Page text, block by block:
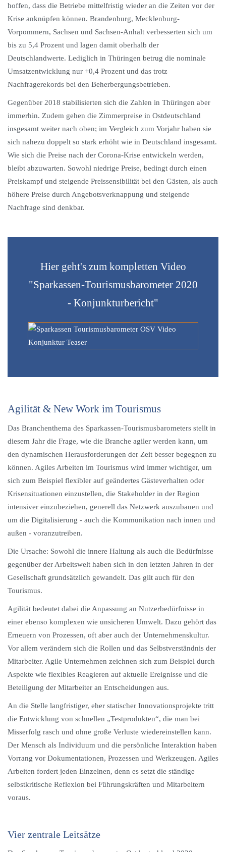
hoffen, dass die Betriebe mittelfristig wieder an die Zeiten vor der
Krise anknüpfen können. Brandenburg, Mecklenburg-
Vorpommern, Sachsen und Sachsen-Anhalt verbesserten sich um
bis zu 5,4 Prozent und lagen damit oberhalb der
Deutschlandwerte. Lediglich in Thüringen betrug die nominale
Umsatzentwicklung nur +0,4 Prozent und das trotz
Nachfragerekords bei den Beherbergungsbetrieben.
Gegenüber 2018 stabilisierten sich die Zahlen in Thüringen aber
immerhin. Zudem gehen die Zimmerpreise in Ostdeutschland
insgesamt weiter nach oben; im Vergleich zum Vorjahr haben sie
sich nahezu doppelt so stark erhöht wie in Deutschland insgesamt.
Wie sich die Preise nach der Corona-Krise entwickeln werden,
bleibt abzuwarten. Sowohl niedrige Preise, bedingt durch einen
Preiskampf und steigende Preissensibilität bei den Gästen, als auch
höhere Preise durch Angebotsverknappung und steigende
Nachfrage sind denkbar.
Hier geht's zum kompletten Video
"Sparkassen-Tourismusbarometer 2020
- Konjunkturbericht"
Agilität & New Work im Tourismus
Das Branchenthema des Sparkassen-Tourismusbarometers stellt in
diesem Jahr die Frage, wie die Branche agiler werden kann, um
den dynamischen Herausforderungen der Zeit besser begegnen zu
können. Agiles Arbeiten im Tourismus wird immer wichtiger, um
sich zum Beispiel flexibler auf geändertes Gästeverhalten oder
Krisensituationen einzustellen, die Stakeholder in der Region
intensiver einzubeziehen, generell das Netzwerk auszubauen und
um die Digitalisierung - auch die Kommunikation nach innen und
außen - voranzutreiben.
Die Ursache: Sowohl die innere Haltung als auch die Bedürfnisse
gegenüber der Arbeitswelt haben sich in den letzten Jahren in der
Gesellschaft grundsätzlich gewandelt. Das gilt auch für den
Tourismus.
Agilität bedeutet dabei die Anpassung an Nutzerbedürfnisse in
einer ebenso komplexen wie unsicheren Umwelt. Dazu gehört das
Erneuern von Prozessen, oft aber auch der Unternehmenskultur.
Vor allem verändern sich die Rollen und das Selbstverständnis der
Mitarbeiter. Agile Unternehmen zeichnen sich zum Beispiel durch
Aspekte wie flexibles Reagieren auf aktuelle Ereignisse und die
Beteiligung der Mitarbeiter an Entscheidungen aus.
An die Stelle langfristiger, eher statischer Innovationsprojekte tritt
die Entwicklung von schnellen „Testprodukten“, die man bei
Misserfolg rasch und ohne große Verluste wiedereinstellen kann.
Der Mensch als Individuum und die persönliche Interaktion haben
Vorrang vor Dokumentationen, Prozessen und Werkzeugen. Agiles
Arbeiten fordert jeden Einzelnen, denn es setzt die ständige
selbstkritische Reflexion bei Führungskräften und Mitarbeitern
voraus.
Vier zentrale Leitsätze